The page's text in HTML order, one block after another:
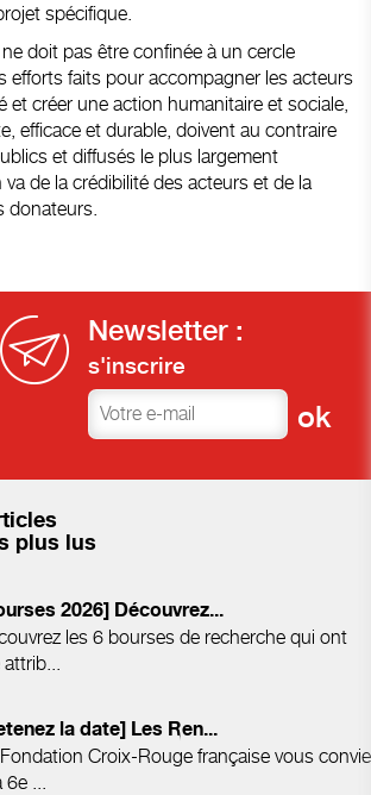
spécifique.
doit pas être confinée à un cercle
efforts faits pour accompagner les acteurs
et créer une action humanitaire et sociale,
efficace et durable, doivent au contraire
et diffusés le plus largement
va de la crédibilité des acteurs et de la
donateurs.
Newsletter :
s'inscrire
plus lus
2026] Découvrez...
les 6 bourses de recherche qui ont
la date] Les Ren...
Croix-Rouge française vous convie
...